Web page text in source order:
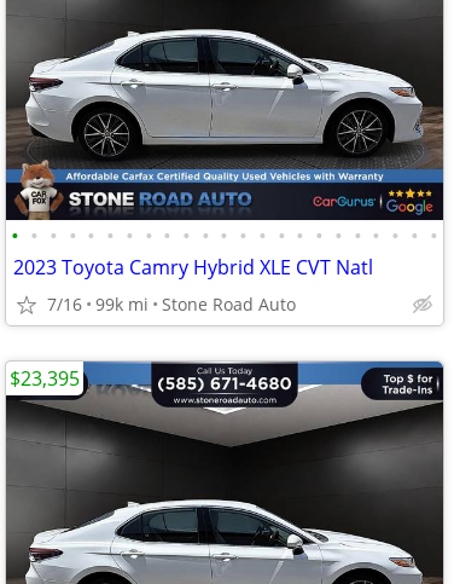
• • • • • • • • • • • • • • • • • • • • • • •
2023 Toyota Camry Hybrid XLE CVT Natl
7/16 99k mi Stone Road Auto
$23,395